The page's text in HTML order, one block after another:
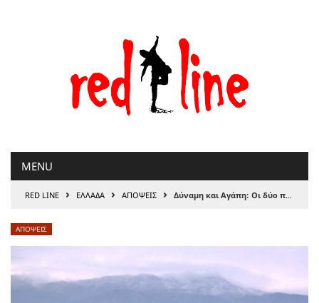
MENU
RED LINE › ΕΛΛΑΔΑ › ΑΠΟΨΕΙΣ › Δύναμη και Αγάπη: Οι δύο πόλοι του εκκρεμούς της ιστορίας
ΑΠΟΨΕΙΣ